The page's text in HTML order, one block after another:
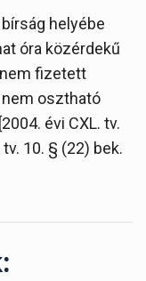
helyébe
óra közérdekű
fizetett
osztható
évi CXL. tv.
10. § (22) bek.